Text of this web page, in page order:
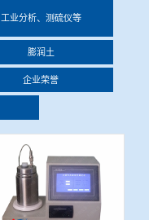
工业分析、测硫仪等
膨润土
企业荣誉